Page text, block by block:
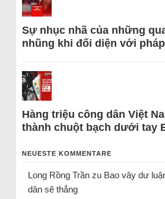
Sự nhục nhã của những
nhũng khi đối diện với
Hàng triệu công dân Việt
thành chuột bạch dưới tay
NEUESTE KOMMENTARE
Long Rồng Trầnzu Bao vây dư
dân sẽ thắng